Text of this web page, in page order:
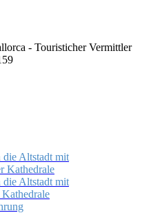
- Touristicher Vermittler
die Altstadt mit
Kathedrale
die Altstadt mit